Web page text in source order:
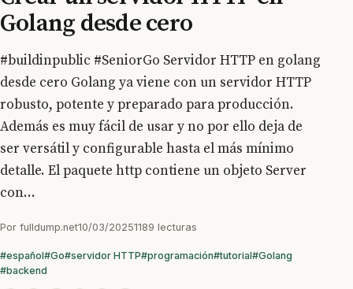
Golang desde cero
#buildinpublic #SeniorGo Servidor HTTP en golang
desde cero Golang ya viene con un servidor HTTP
robusto, potente y preparado para producción.
Además es muy fácil de usar y no por ello deja de
ser versátil y configurable hasta el más mínimo
detalle. El paquete http contiene un objeto Server
con...
Por fulldump.net10/03/20251189 lecturas
#español#Go#servidor HTTP#programación#tutorial#Golang
#backend